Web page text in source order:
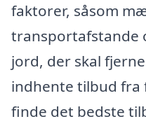
faktorer, såsom
transportafstande
jord, der skal
indhente tilbud
finde det bedste